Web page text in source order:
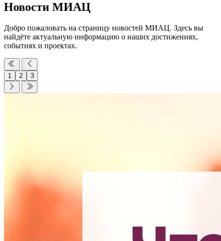
Новости МИАЦ
Добро пожаловать на страницу новостей МИАЦ. Здесь вы
найдёте актуальную информацию о наших достижениях,
событиях и проектах.
1 2 3